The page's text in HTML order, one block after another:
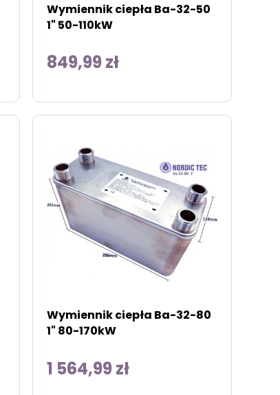
Wymiennik ciepła Ba-32-50
1" 50-110kW
849,99 zł
Wymiennik ciepła Ba-32-80
1" 80-170kW
1 564,99 zł